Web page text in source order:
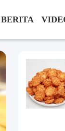
BERITA